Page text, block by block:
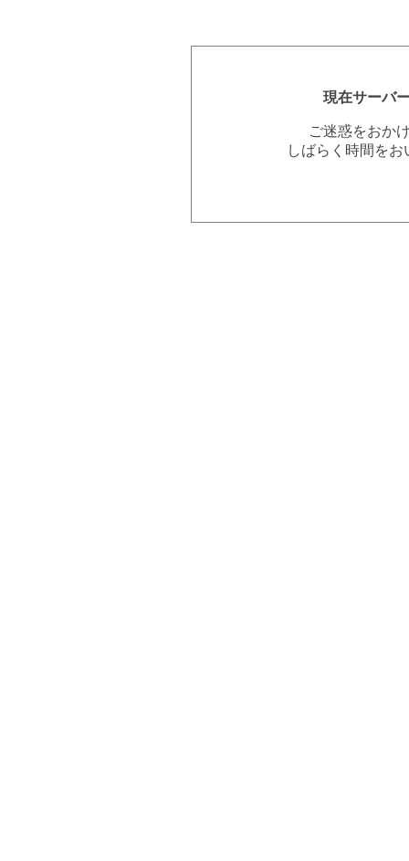
現在サーバ
ご迷惑をおか
しばらく時間を